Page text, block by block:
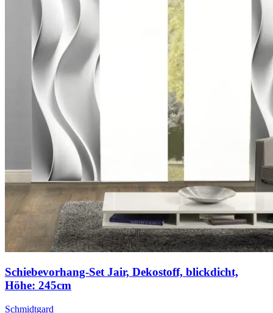
Schiebevorhang-Set Jair, Dekostoff, blickdicht,
Höhe: 245cm
Schmidtgard